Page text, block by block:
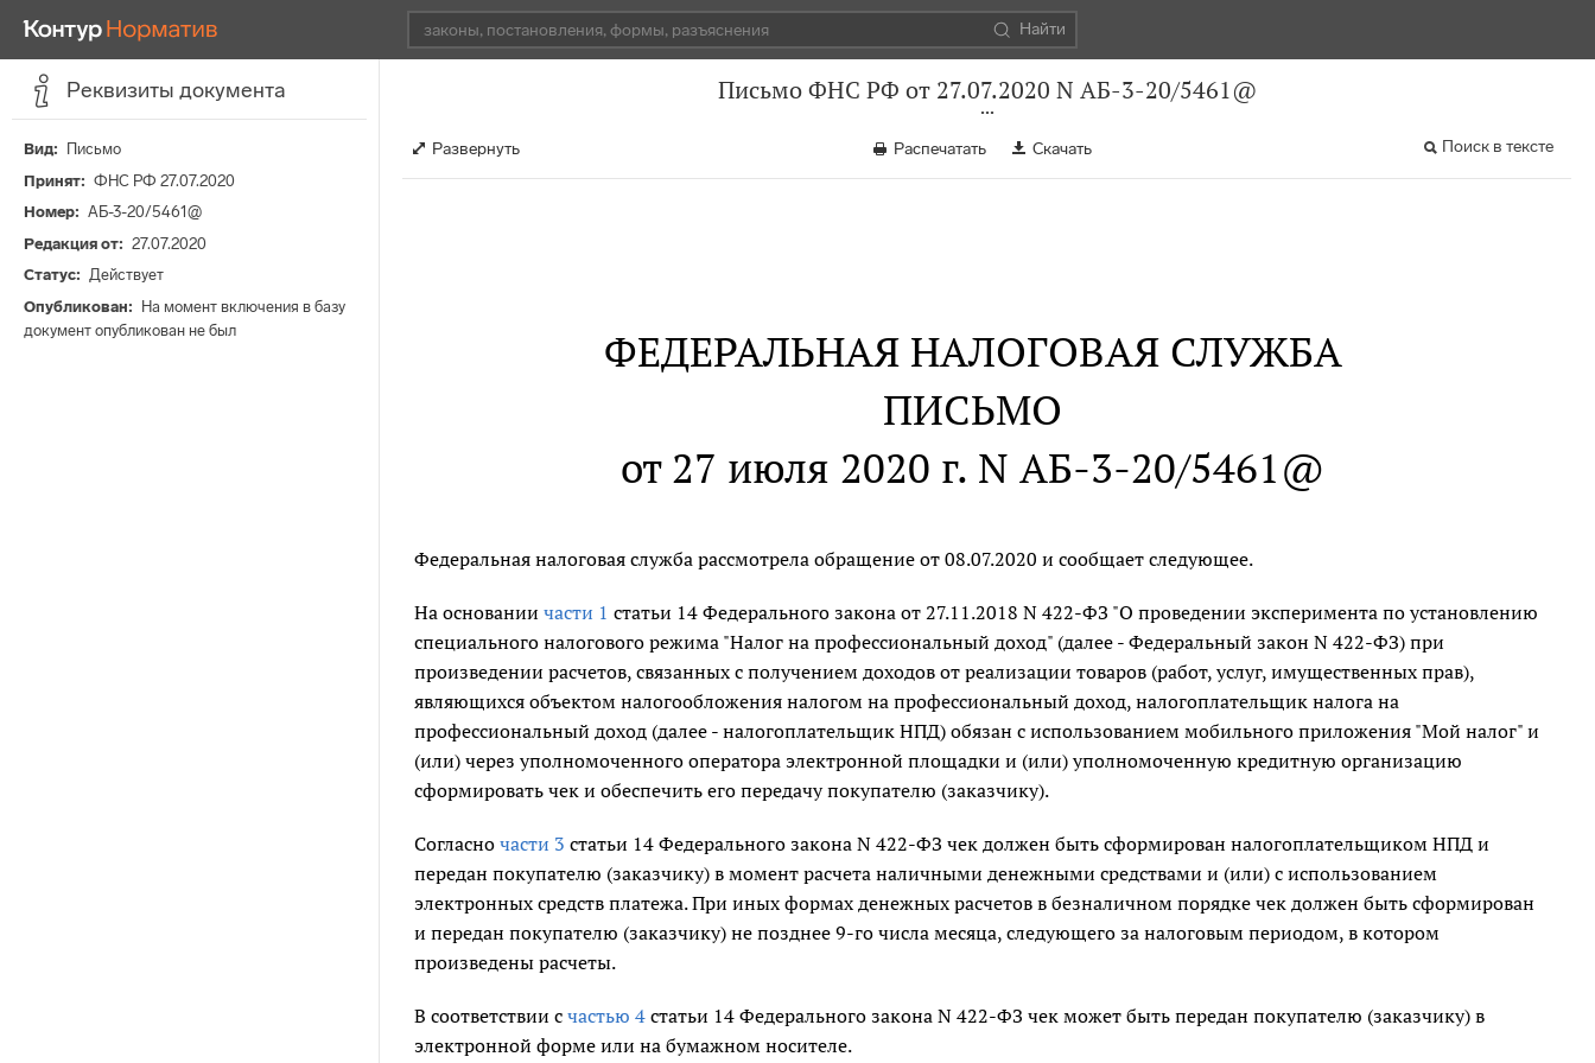
Найти
Реквизиты документа
Вид
Письмо
Принят
ФНС РФ 27.07.2020
Номер
АБ-3-20/5461@
Редакция от
27.07.2020
Статус
Действует
Опубликован
На момент включения в базу
документ опубликован не был
Письмо ФНС РФ от 27.07.2020 N АБ-3-20/5461@
Развернуть Распечатать Скачать Поиск в тексте
ФЕДЕРАЛЬНАЯ НАЛОГОВАЯ СЛУЖБА
ПИСЬМО
от 27 июля 2020 г. N АБ-3-20/5461@
Федеральная налоговая служба рассмотрела обращение от 08.07.2020 и сообщает следующее.
На основании части 1 статьи 14 Федерального закона от 27.11.2018 N 422-ФЗ "О проведении эксперимента по установлению
специального налогового режима "Налог на профессиональный доход" (далее - Федеральный закон N 422-ФЗ) при
произведении расчетов, связанных с получением доходов от реализации товаров (работ, услуг, имущественных прав),
являющихся объектом налогообложения налогом на профессиональный доход, налогоплательщик налога на
профессиональный доход (далее - налогоплательщик НПД) обязан с использованием мобильного приложения "Мой налог" и
(или) через уполномоченного оператора электронной площадки и (или) уполномоченную кредитную организацию
сформировать чек и обеспечить его передачу покупателю (заказчику).
Согласно части 3 статьи 14 Федерального закона N 422-ФЗ чек должен быть сформирован налогоплательщиком НПД и
передан покупателю (заказчику) в момент расчета наличными денежными средствами и (или) с использованием
электронных средств платежа. При иных формах денежных расчетов в безналичном порядке чек должен быть сформирован
и передан покупателю (заказчику) не позднее 9-го числа месяца, следующего за налоговым периодом, в котором
произведены расчеты.
В соответствии с частью 4статьи 14 Федерального закона N 422-ФЗ чек может быть передан покупателю (заказчику) в
электронной форме или на бумажном носителе.